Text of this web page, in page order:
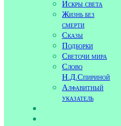
Искры света
Жизнь без
смерти
Сказы
Подборки
Светочи мира
Слово
Н.Д.Спириной
Алфавитный
указатель